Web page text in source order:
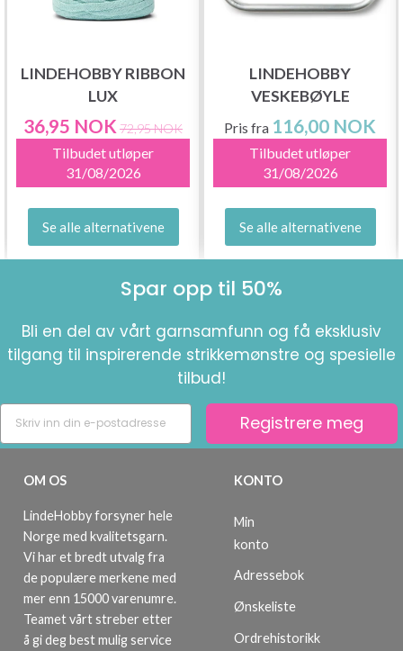
LINDEHOBBY RIBBON
LUX
36,95 NOK 72,95 NOK
Tilbudet utløper
31/08/2026
Se alle alternativene
LINDEHOBBY
VESKEBØYLE
Pris fra 116,00 NOK
Tilbudet utløper
31/08/2026
Se alle alternativene
Spar opp til 50%
Bli en del av vårt garnsamfunn og få eksklusiv
tilgang til inspirerende strikkemønstre og spesielle
tilbud!
Registrere meg
OM OS
LindeHobby forsyner hele
Norge med kvalitetsgarn.
Vi har et bredt utvalg fra
de populære merkene med
mer enn 15000 varenumre.
Teamet vårt streber etter
å gi deg best mulig service
KONTO
Min
konto
Adressebok
Ønskeliste
Ordrehistorikk